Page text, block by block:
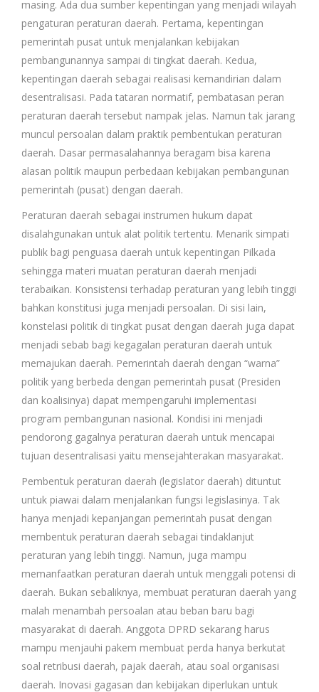
masing. Ada dua sumber kepentingan yang menjadi wilayah
pengaturan peraturan daerah. Pertama, kepentingan
pemerintah pusat untuk menjalankan kebijakan
pembangunannya sampai di tingkat daerah. Kedua,
kepentingan daerah sebagai realisasi kemandirian dalam
desentralisasi. Pada tataran normatif, pembatasan peran
peraturan daerah tersebut nampak jelas. Namun tak jarang
muncul persoalan dalam praktik pembentukan peraturan
daerah. Dasar permasalahannya beragam bisa karena
alasan politik maupun perbedaan kebijakan pembangunan
pemerintah (pusat) dengan daerah.
Peraturan daerah sebagai instrumen hukum dapat
disalahgunakan untuk alat politik tertentu. Menarik simpati
publik bagi penguasa daerah untuk kepentingan Pilkada
sehingga materi muatan peraturan daerah menjadi
terabaikan. Konsistensi terhadap peraturan yang lebih tinggi
bahkan konstitusi juga menjadi persoalan. Di sisi lain,
konstelasi politik di tingkat pusat dengan daerah juga dapat
menjadi sebab bagi kegagalan peraturan daerah untuk
memajukan daerah. Pemerintah daerah dengan “warna”
politik yang berbeda dengan pemerintah pusat (Presiden
dan koalisinya) dapat mempengaruhi implementasi
program pembangunan nasional. Kondisi ini menjadi
pendorong gagalnya peraturan daerah untuk mencapai
tujuan desentralisasi yaitu mensejahterakan masyarakat.
Pembentuk peraturan daerah (legislator daerah) dituntut
untuk piawai dalam menjalankan fungsi legislasinya. Tak
hanya menjadi kepanjangan pemerintah pusat dengan
membentuk peraturan daerah sebagai tindaklanjut
peraturan yang lebih tinggi. Namun, juga mampu
memanfaatkan peraturan daerah untuk menggali potensi di
daerah. Bukan sebaliknya, membuat peraturan daerah yang
malah menambah persoalan atau beban baru bagi
masyarakat di daerah. Anggota DPRD sekarang harus
mampu menjauhi pakem membuat perda hanya berkutat
soal retribusi daerah, pajak daerah, atau soal organisasi
daerah. Inovasi gagasan dan kebijakan diperlukan untuk